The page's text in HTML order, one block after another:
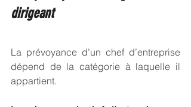
dirigeant
La prévoyance d’un chef d’entreprise
dépend de la catégorie à laquelle il
appartient.